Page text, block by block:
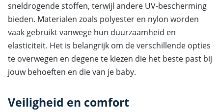
sneldrogende stoffen, terwijl andere UV-bescherming
bieden. Materialen zoals polyester en nylon worden
vaak gebruikt vanwege hun duurzaamheid en
elasticiteit. Het is belangrijk om de verschillende opties
te overwegen en degene te kiezen die het beste past bij
jouw behoeften en die van je baby.
Veiligheid en comfort